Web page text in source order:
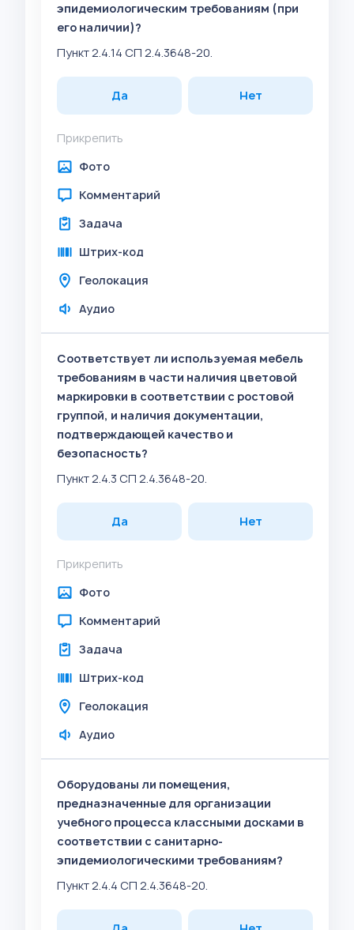
эпидемиологическим требованиям (при
его наличии)?
Пункт 2.4.14 СП 2.4.3648-20.
Да Нет
Прикрепить
Фото
Комментарий
Задача
Штрих-код
Геолокация
Аудио
Соответствует ли используемая мебель
требованиям в части наличия цветовой
маркировки в соответствии с ростовой
группой, и наличия документации,
подтверждающей качество и
безопасность?
Пункт 2.4.3 СП 2.4.3648-20.
Да Нет
Прикрепить
Фото
Комментарий
Задача
Штрих-код
Геолокация
Аудио
Оборудованы ли помещения,
предназначенные для организации
учебного процесса классными досками в
соответствии с санитарно-
эпидемиологическими требованиям?
Пункт 2.4.4 СП 2.4.3648-20.